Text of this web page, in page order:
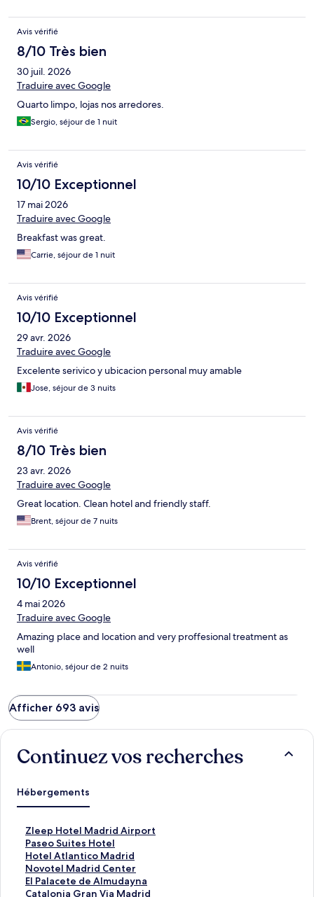
Avis vérifié
8/10 Très bien
30 juil. 2026
Traduire avec Google
Quarto limpo, lojas nos arredores.
Sergio, séjour de 1 nuit
Avis vérifié
10/10 Exceptionnel
17 mai 2026
Traduire avec Google
Breakfast was great.
Carrie, séjour de 1 nuit
Avis vérifié
10/10 Exceptionnel
29 avr. 2026
Traduire avec Google
Excelente serivico y ubicacion personal muy amable
Jose, séjour de 3 nuits
Avis vérifié
8/10 Très bien
23 avr. 2026
Traduire avec Google
Great location. Clean hotel and friendly staff.
Brent, séjour de 7 nuits
Avis vérifié
10/10 Exceptionnel
4 mai 2026
Traduire avec Google
Amazing place and location and very proffesional treatment as
well
Antonio, séjour de 2 nuits
Afficher 693 avis
Continuez vos recherches
Hébergements
Zleep Hotel Madrid Airport
L
i
e
n
o
u
Paseo Suites Hotel
L
i
e
n
o
Hotel Atlantico Madrid
L
i
e
n
Novotel Madrid Center
L
i
e
El Palacete de Almudayna
L
iCatalonia Gran Via Madrid
L